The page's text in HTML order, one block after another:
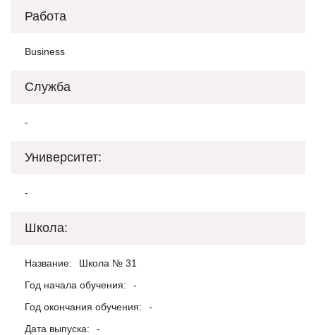
Работа
Business
Служба
-
Университет:
-
Школа:
Название:
Школа № 31
Год начала обучения:
-
Год окончания обучения:
-
Дата выпуска:
-